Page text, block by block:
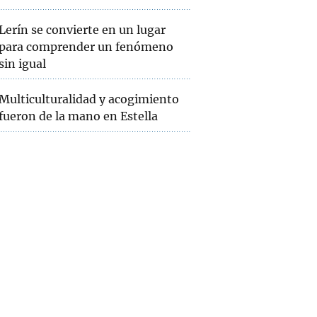
se convierte en un lugar
comprender un fenómeno
igual
y acogimiento
de la mano en Estella